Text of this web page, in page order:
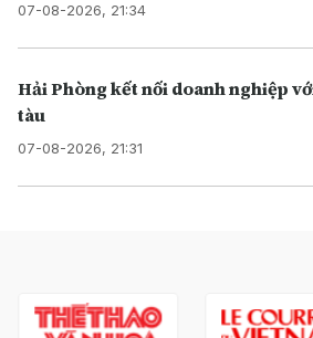
07-08-2026, 21:34
Hải Phòng kết nối doanh nghiệp
tàu
07-08-2026, 21:31